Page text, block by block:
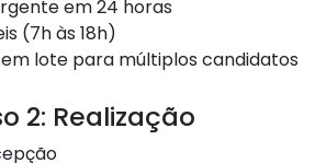
em 24 horas
(7h às 18h)
lote para múltiplos candidatos
2: Realização